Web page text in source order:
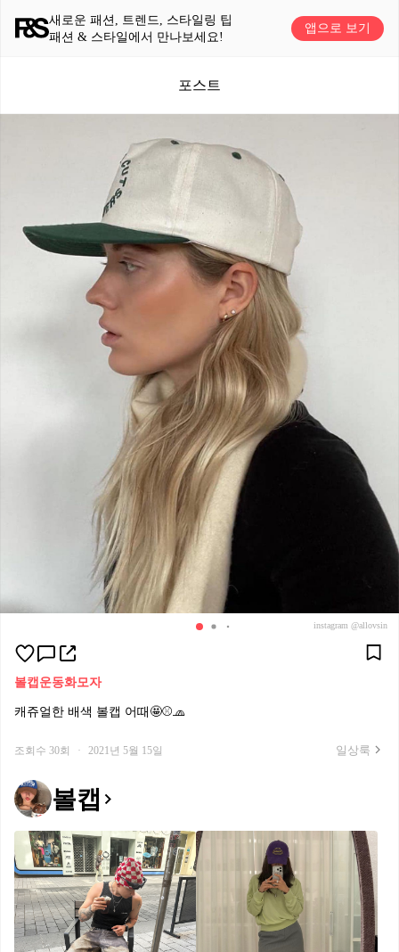
새로운 패션, 트렌드, 스타일링 팁
패션 & 스타일에서 만나보세요!
앱으로 보기
포스트
instagram @allovsin
볼캡 운동화모자
캐쥬얼한 배색 볼캡 어때🤩⚾️🧢
조회수 30회 · 2021년 5월 15일 일상룩
볼캡